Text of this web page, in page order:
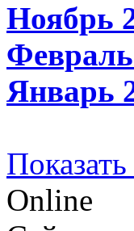
Ноябрь
Январь
Online